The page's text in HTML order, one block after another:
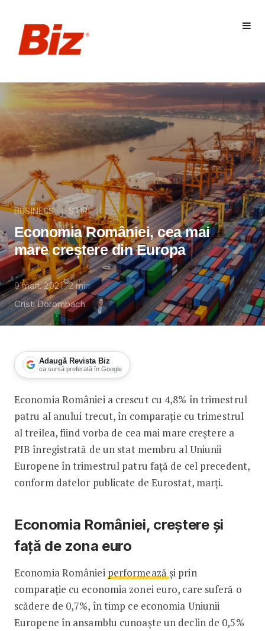
BUSINESS STIRI
Economia României, cea mai
mare creștere din Europa
9 mart. 2021 2min
Cristi Dorombach
Adaugă Revista Biz
ca sursă preferată în Google
Economia României, cea mai mare
Economia României a crescut cu 4,8% în trimestrul
patru al anului trecut, în comparație cu trimestrul
al treilea, fiind vorba de cea mai mare creștere a
PIB înregistrată de un stat membru al Uniunii
Europene în trimestrul patru față de cel precedent,
conform datelor publicate de Eurostat, marți.
Economia României, creștere și
față de zona euro
Economia României performează și prin
comparație cu economia zonei euro, care suferă o
scădere de 0,7%, în timp ce economia Uniunii
Europene în ansamblu cunoaște un declin de 0,5%